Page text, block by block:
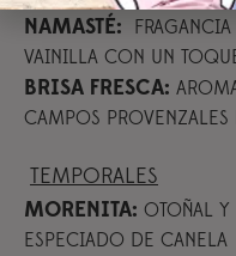
NAMASTÉ:
VAINILLA CON UN
BRISA FRESCA:
CAMPOS PROVENZALES
TEMPORALES
MORENITA: OTOÑAL Y
ESPECIADO DE CANELA